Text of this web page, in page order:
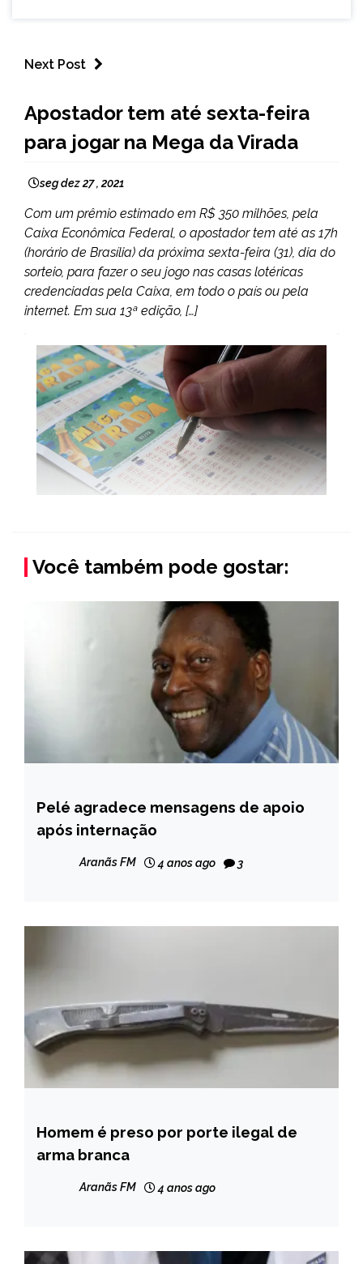
Next Post
NOTÍCIAS
Apostador tem até sexta-feira
para jogar na Mega da Virada
seg dez 27 , 2021
Com um prêmio estimado em R$ 350 milhões, pela
Caixa Econômica Federal, o apostador tem até as 17h
(horário de Brasília) da próxima sexta-feira (31), dia do
sorteio, para fazer o seu jogo nas casas lotéricas
credenciadas pela Caixa, em todo o país ou pela
internet. Em sua 13ª edição, […]
Você também pode gostar:
BRASIL
ESPORTES
NOTÍCIAS
Pelé agradece mensagens de apoio
após internação
Aranãs FM 4 anos ago 3
CAPELINHA
MINAS
Homem é preso por porte ilegal de
arma branca
Aranãs FM 4 anos ago